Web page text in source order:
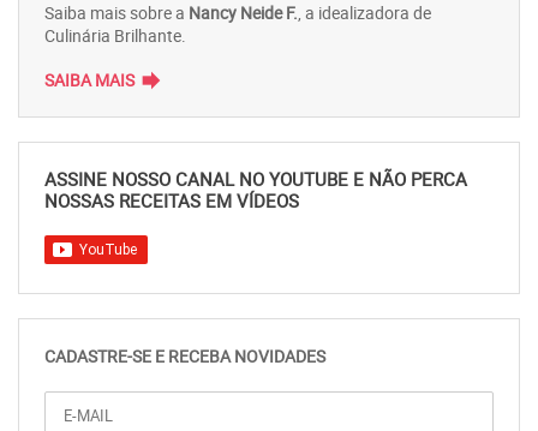
Saiba mais sobre a Nancy Neide F., a idealizadora de
Culinária Brilhante.
SAIBA MAIS forward
ASSINE NOSSO CANAL NO YOUTUBE E NÃO PERCA
NOSSAS RECEITAS EM VÍDEOS
CADASTRE-SE E RECEBA NOVIDADES